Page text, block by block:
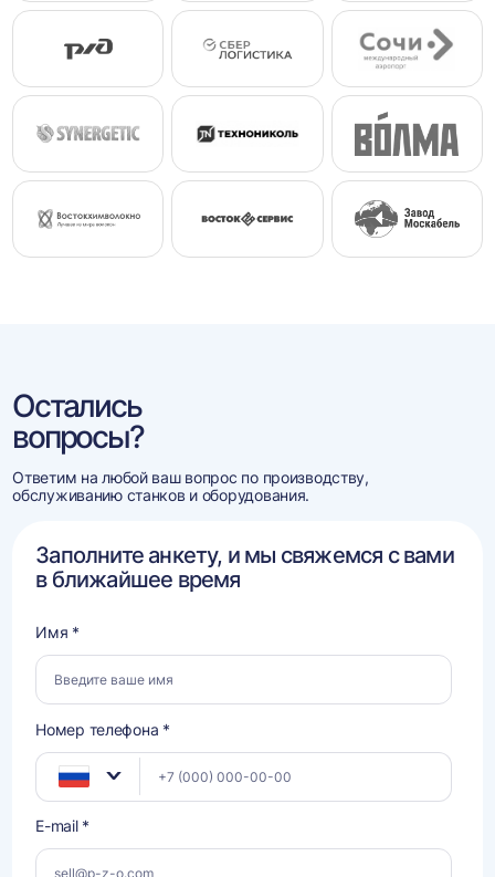
Остались
вопросы?
Ответим на любой ваш вопрос по производству,
обслуживанию станков и оборудования.
Заполните анкету, и мы свяжемся с вами
в ближайшее время
Имя *
Номер телефона *
E-mail *